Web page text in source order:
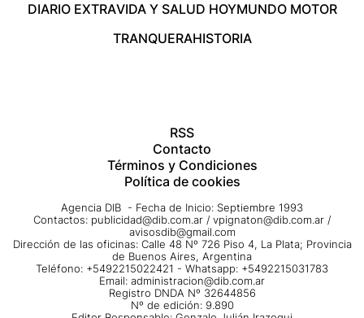
DIARIO EXTRAVIDA Y SALUD HOYMUNDO MOTOR
TRANQUERAHISTORIA
RSS
Contacto
Términos y Condiciones
Política de cookies
Agencia DIB - Fecha de Inicio: Septiembre 1993
Contactos: publicidad@dib.com.ar / vpignaton@dib.com.ar /
avisosdib@gmail.com
Dirección de las oficinas: Calle 48 Nº 726 Piso 4, La Plata; Provincia
de Buenos Aires, Argentina
Teléfono: +5492215022421 - Whatsapp: +5492215031783
Email: administracion@dib.com.ar
Registro DNDA Nº 32644856
Nº de edición: 9.890